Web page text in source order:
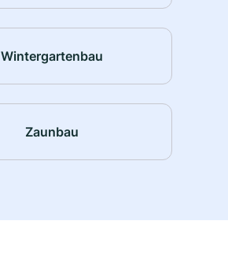
Wintergartenbau
Zaunbau